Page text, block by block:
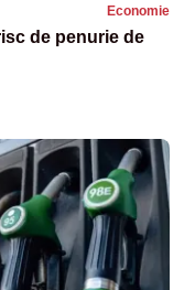
Economie
de penurie de